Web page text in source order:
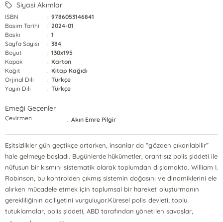
Siyasi Akımlar
ISBN : 9786053146841
Basım Tarihi
: 2024-01
Baskı
: 1
Sayfa Sayısı
: 384
Boyut
: 130x195
Kapak
: Karton
Kağıt
: Kitap Kağıdı
Orjinal Dili
: Türkçe
Yayın Dili
: Türkçe
Emeği Geçenler
Çevirmen : Akın Emre Pilgir
Eşitsizlikler gün geçtikçe artarken, insanlar da “gözden çıkarılabilir”
hale gelmeye başladı. Bugünlerde hükümetler, orantısız polis şiddeti ile
nüfusun bir kısmını sistematik olarak toplumdan dışlamakta. William I.
Robinson, bu kontrolden çıkmış sistemin doğasını ve dinamiklerini ele
alırken mücadele etmek için toplumsal bir hareket oluşturmanın
gerekliliğinin aciliyetini vurguluyor.Küresel polis devleti; toplu
tutuklamalar, polis şiddeti, ABD tarafından yönetilen savaşlar,